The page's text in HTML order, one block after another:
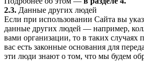
2.3. Данные других людей
Если при использовании Сайта вы
данные других людей — например,
вами организации, то в таких случаях
вас есть законные основания для
эти люди знают о том, что мы будем